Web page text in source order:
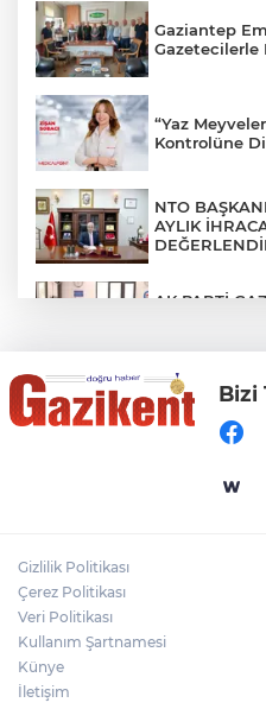
Gaziantep
Gazetecilerle
“Yaz
Kontrolüne
NTO
AYLIK
AK PARTİ
YENİ PARTİLİ
SORU
Altunkaya
Bizi
Gizlilik Politikası
Çerez Politikası
Veri Politikası
Kullanım Şartnamesi
Künye
İletişim